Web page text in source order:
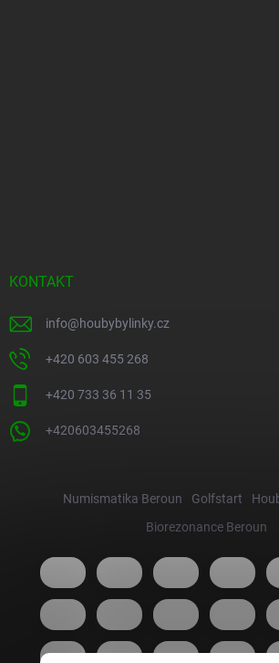
KONTAKT
info@houbybylinky.cz
+420 603 455 268
+420 733 36 11 35
+420603455268
Numismatika Beroun Golfstart
Biorezonance Beroun